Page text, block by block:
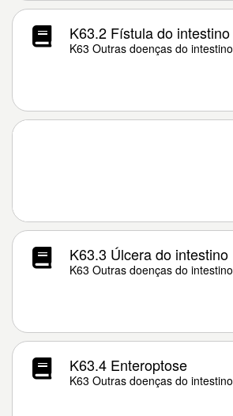
K63.2 Fístula do intestino
K63 Outras doenças do intestino
K63.3 Úlcera do intestino
K63 Outras doenças do intestino
K63.4 Enteroptose
K63 Outras doenças do intestino